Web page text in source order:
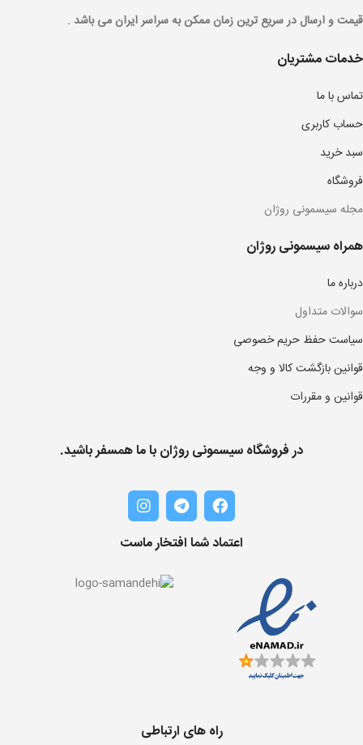
قیمت و ارسال در سریع ترین زمان ممکن به سراسر ایران می باشد .
خدمات مشتریان
تماس با ما
حساب کاربری
سبد خرید
فروشگاه
مجله سیسمونی روژان
همراه سیسمونی روژان
درباره ما
سوالات متداول
سیاست حفظ حریم خصوصی
قوانین بازگشت کالا و وجه
قوانین و مقررات
در فروشگاه سیسمونی روژان با ما همسفر باشید.
اعتماد شما افتخار ماست
راه های ارتباطی